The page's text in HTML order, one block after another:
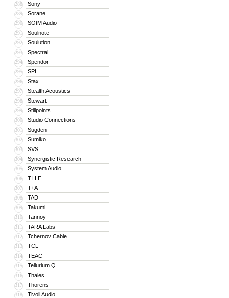
288 Sony
289 Sorane
290 SOtM Audio
291 Soulnote
292 Soulution
293 Spectral
294 Spendor
295 SPL
296 Stax
297 Stealth Acoustics
298 Stewart
299 Stillpoints
300 Studio Connections
301 Sugden
302 Sumiko
303 SVS
304 Synergistic Research
305 System Audio
306 T.H.E.
307 T+A
308 TAD
309 Takumi
310 Tannoy
311 TARA Labs
312 Tchernov Cable
313 TCL
314 TEAC
315 Tellurium Q
316 Thales
317 Thorens
318 Tivoli Audio